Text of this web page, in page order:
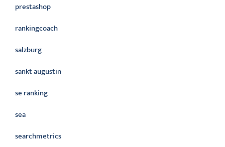
prestashop
rankingcoach
salzburg
sankt augustin
se ranking
sea
searchmetrics